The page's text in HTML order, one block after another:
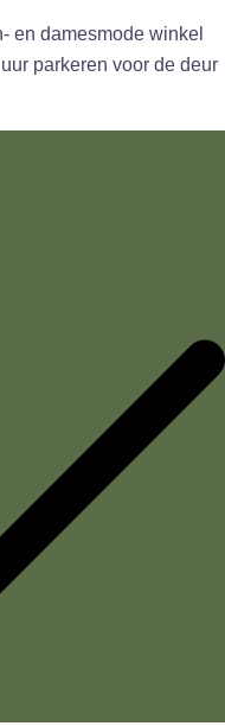
en damesmode winkel
parkeren voor de deur